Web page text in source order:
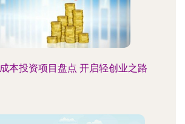
本投资项目盘点 开启轻创业之路